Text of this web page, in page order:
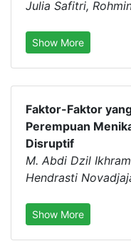
Julia Safitri,
Show More
Faktor-Faktor
Perempuan
Disruptif
M. Abdi Dzil
Hendrasti
Show More